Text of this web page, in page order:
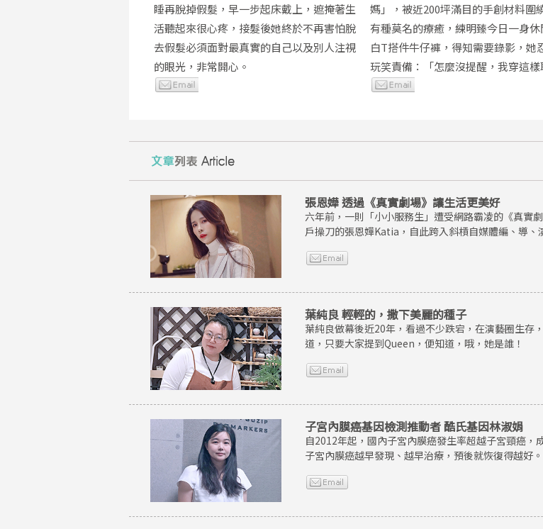
睡再脫掉假髮，早一步起床戴上，遮掩著生
活聽起來很心疼，接髮後她終於不再害怕脫
去假髮必須面對最真實的自己以及別人注視
的眼光，非常開心。
媽」，被近200坪滿目的手創材料圍
有種莫名的療癒，練明臻今日一身休
白T搭件牛仔褲，得知需要錄影，她
玩笑責備：「怎麼沒提醒，我穿這樣
張恩嬅 透過《真實劇場》讓生活更美好
六年前，一則「小小服務生」遭受網路霸凌的《真實
戶操刀的張恩嬅Katia，自此跨入斜槓自媒體編、導、
葉純良 輕輕的，撒下美麗的種子
葉純良做幕後近20年，看過不少跌宕，在演藝圈生存
道，只要大家提到Queen，便知道，哦，她是誰！
子宮內膜癌基因檢測推動者 酷氏基因林淑娟
自2012年起，國內子宮內膜癌發生率超越子宮頸癌，
子宮內膜癌越早發現、越早治療，預後就恢復得越好。